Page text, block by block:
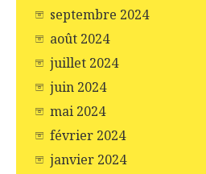
septembre 2024
août 2024
juillet 2024
juin 2024
mai 2024
février 2024
janvier 2024